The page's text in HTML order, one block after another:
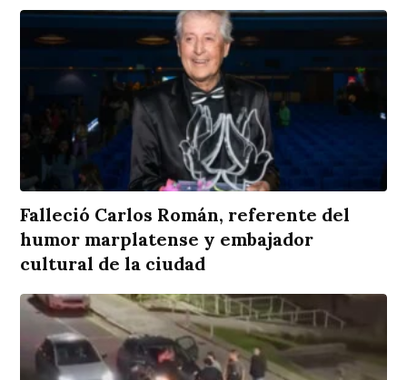
Falleció Carlos Román, referente del
humor marplatense y embajador
cultural de la ciudad